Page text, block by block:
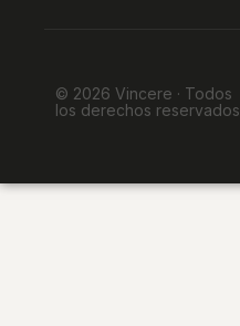
© 2026 Vincere · Todos
los derechos reservados